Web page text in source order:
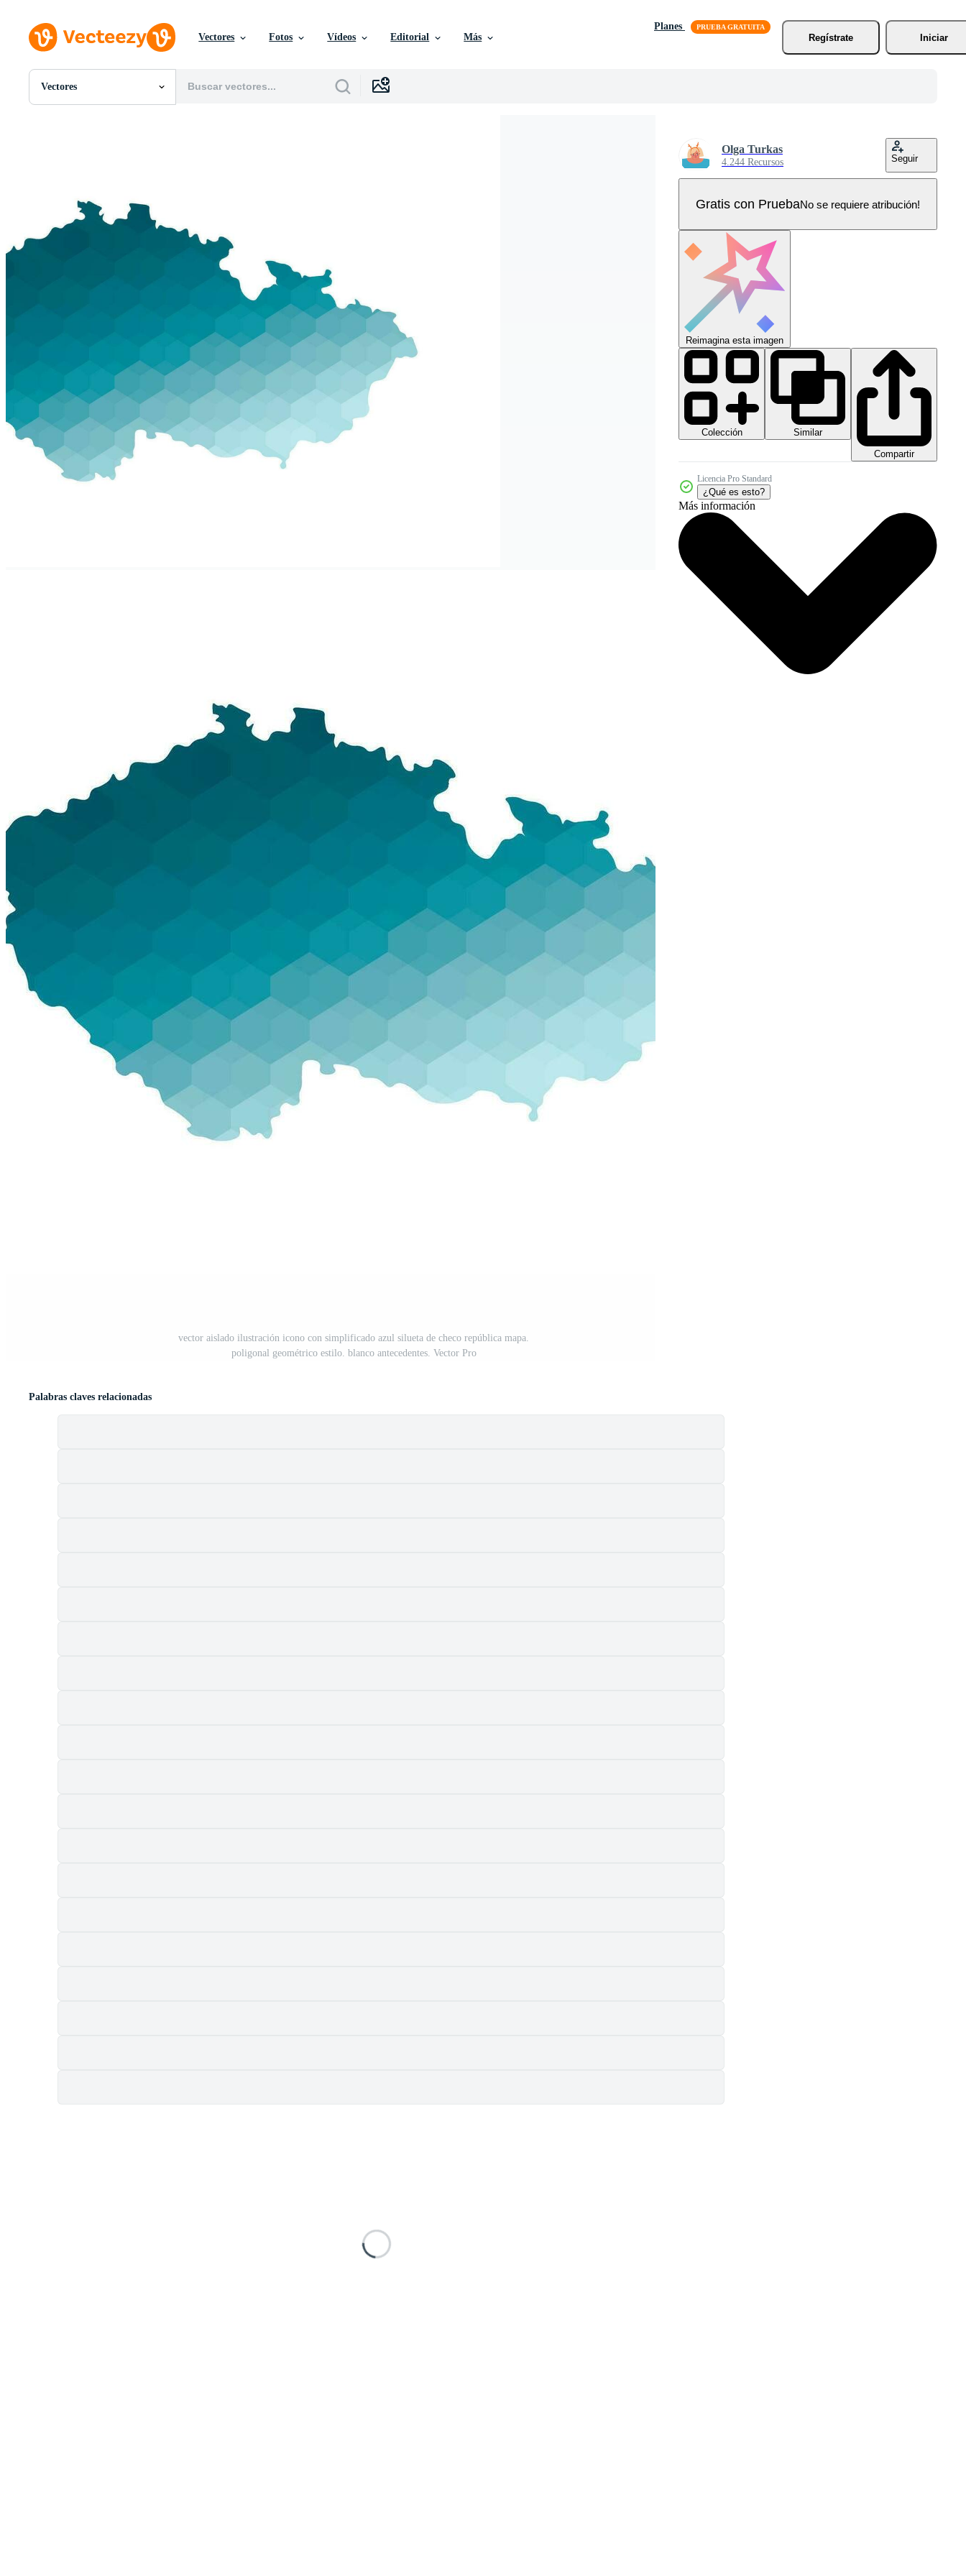
Vectores Fotos Vídeos Editorial Más
Planes
Regístrate
Iniciar
Vectores
Todas Imágenes
Videos
Gráficos en Movimiento
vector aislado ilustración icono con simplificado azul silueta de checo república mapa.
poligonal geométrico estilo. blanco antecedentes. Vector Pro
Olga Turkas
4.244 Recursos Seguir
Gratis con PruebaNo se requiere atribución!
Reimagina esta imagen
Colección
Similar
Compartir
Licencia Pro Standard
¿Qué es esto?
Más información
Palabras claves relacionadas